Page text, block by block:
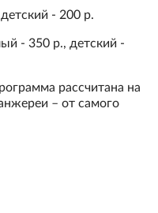
- 200 р.
- 350 р., детский -
рассчитана на
– от самого